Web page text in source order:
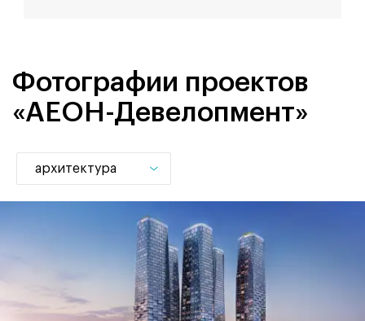
Фотографии проектов
«АЕОН-Девелопмент»
архитектура